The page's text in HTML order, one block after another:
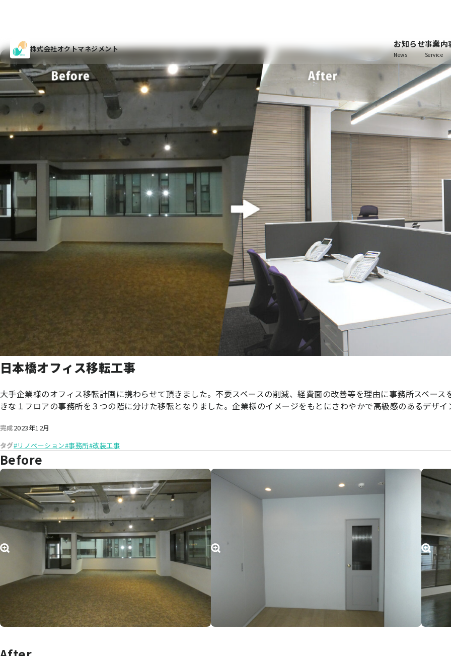
株式会社オクトマネジメント お知らせ
News
事業内
Service
日本橋オフィス移転工事
大手企業様のオフィス移転計画に携わらせて頂きました。不要スペースの削減、経費面の改善等を理由に事務所スペー
きな１フロアの事務所を３つの階に分けた移転となりました。企業様のイメージをもとにさわやかで高級感のあるデザ
完成2023年12月
タグ#リノベーション#事務所#改装工事
Before